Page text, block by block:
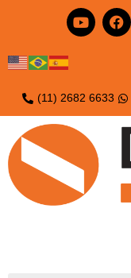
(11) 2682 6633